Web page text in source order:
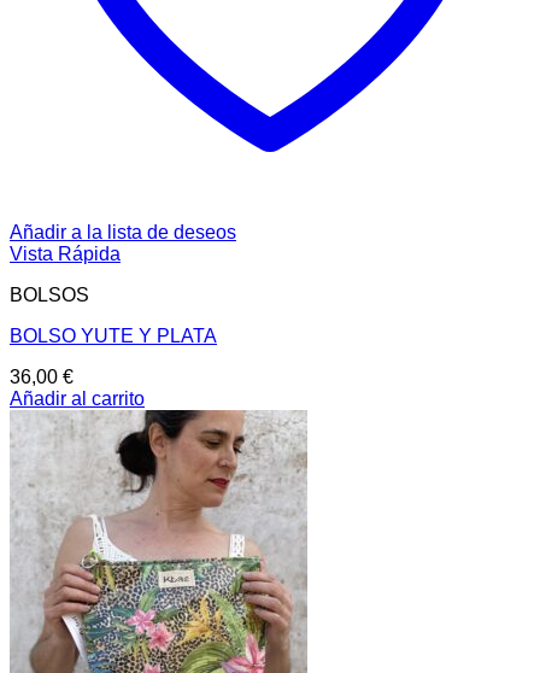
Añadir a la lista de deseos
Vista Rápida
BOLSOS
BOLSO YUTE Y PLATA
36,00 €
Añadir al carrito